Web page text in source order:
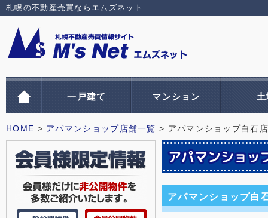
札幌の不動産売買ならエムズネット
一戸建て マンション
HOME > アパマンショップ店舗一覧 > アパマンショップ白石店
アパマンショップ白